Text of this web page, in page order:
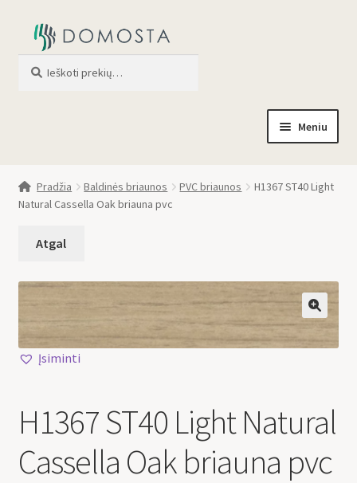
Meniu
Parduotuvė
Apie mus
Profilis
Pradžia Baldinės briaunos PVC briaunos
H1367 ST40 Light
Natural Cassella Oak briauna pvc
🔍
Įsiminti
H1367 ST40 Light Natural
Cassella Oak briauna pvc